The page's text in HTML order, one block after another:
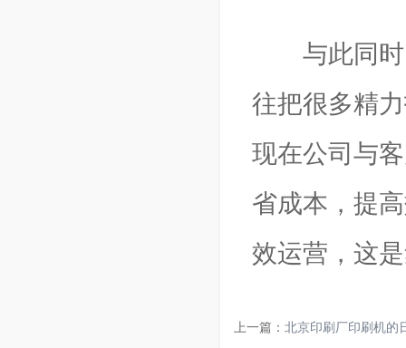
与此同时
往把很多精
现在公司与
省成本，提
效运营，这
上一篇： 北京印刷厂印刷机的